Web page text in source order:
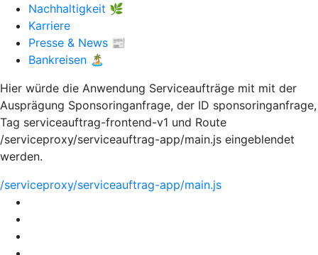
Nachhaltigkeit 🌿
Karriere
Presse & News 📰
Bankreisen 🏝️
Hier würde die Anwendung Serviceaufträge mit mit der
Ausprägung Sponsoringanfrage, der ID sponsoringanfrage,
Tag serviceauftrag-frontend-v1 und Route
/serviceproxy/serviceauftrag-app/main.js eingeblendet
werden.
/serviceproxy/serviceauftrag-app/main.js